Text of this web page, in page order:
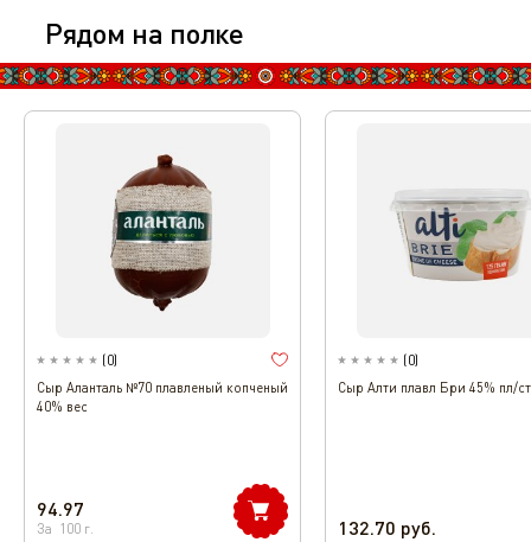
Рядом на полке
(0)
Сыр Аланталь №70 плавленый копченый
40% вес
94.97
За 100 г.
(0)
Сыр Алти плавл Бри 45% пл/
132.70 руб.